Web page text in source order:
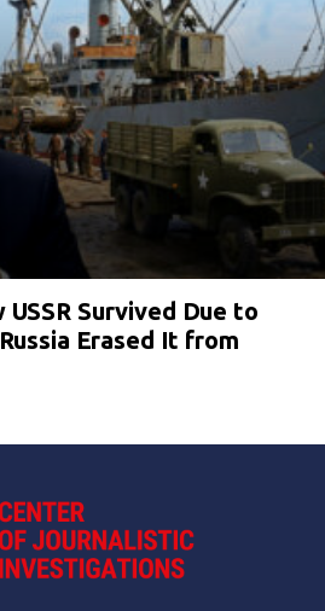
Survived Due to
Erased It from